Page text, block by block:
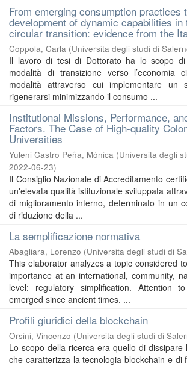
From emerging consumption practices
development of dynamic capabilities in
circular transition: evidence from the
Coppola, Carla (Universita degli studi di
Il lavoro di tesi di Dottorato ha lo scopo di
modalità di transizione verso l’economia
modalità attraverso cui implementare un
rigenerarsi minimizzando il consumo ...
Institutional Missions, Performance,
Factors. The Case of High-quality
Universities
Yuleni Castro Peña, Mónica (Universita degli
2022-06-23)
Il Consiglio Nazionale di Accreditamento
un'elevata qualità istituzionale sviluppata
di miglioramento interno, determinato in un
di riduzione della ...
La semplificazione normativa
Abagliara, Lorenzo (Universita degli studi di
This elaborator analyzes a topic considered
importance at an international, community,
level: regulatory simplification. Attention
emerged since ancient times. ...
Profili giuridici della blockchain
Orsini, Vincenzo (Universita degli studi di
Lo scopo della ricerca era quello di dissipare
che caratterizza la tecnologia blockchain e di